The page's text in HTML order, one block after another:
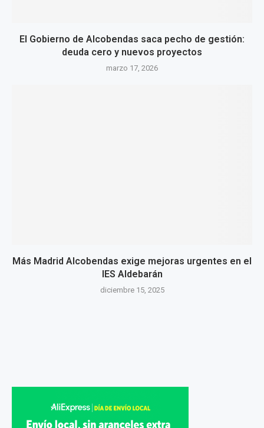
El Gobierno de Alcobendas saca pecho de gestión:
deuda cero y nuevos proyectos
marzo 17, 2026
Más Madrid Alcobendas exige mejoras urgentes en el
IES Aldebarán
diciembre 15, 2025